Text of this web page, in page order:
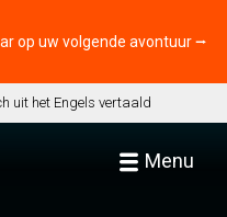
op uw volgende avontuur ⭢
uit het Engels vertaald
Menu